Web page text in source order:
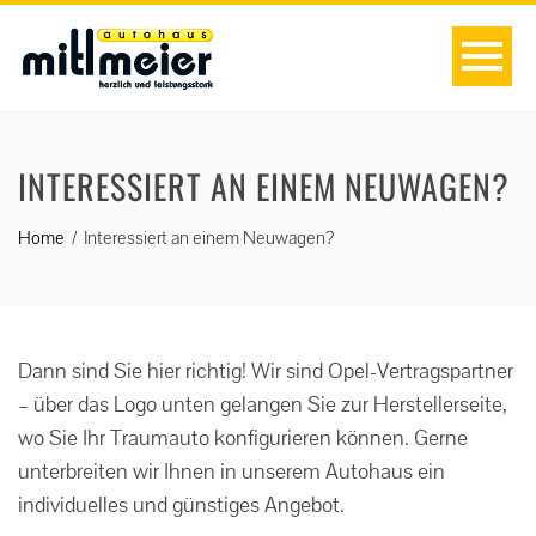
INTERESSIERT AN EINEM NEUWAGEN?
Home Interessiert an einem Neuwagen?
Dann sind Sie hier richtig! Wir sind Opel-Vertragspartner
– über das Logo unten gelangen Sie zur Herstellerseite,
wo Sie Ihr Traumauto konfigurieren können. Gerne
unterbreiten wir Ihnen in unserem Autohaus ein
individuelles und günstiges Angebot.